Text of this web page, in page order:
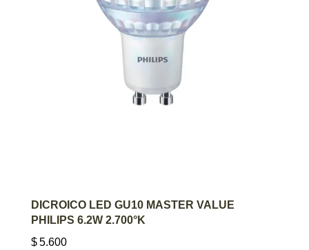
AGREGAR AL CARRITO
DICROICO LED GU10 MASTER VALUE
PHILIPS 6.2W 2.700°K
$5.600